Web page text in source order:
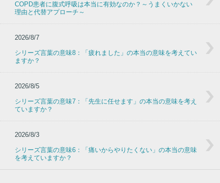
COPD患者に腹式呼吸は本当に有効なのか？～うまくいかない
理由と代替アプローチ～
2026/8/7
シリーズ言葉の意味8：「疲れました」の本当の意味を考えてい
ますか？
2026/8/5
シリーズ言葉の意味7：「先生に任せます」の本当の意味を考え
ていますか？
2026/8/3
シリーズ言葉の意味6：「痛いからやりたくない」の本当の意味
を考えていますか？